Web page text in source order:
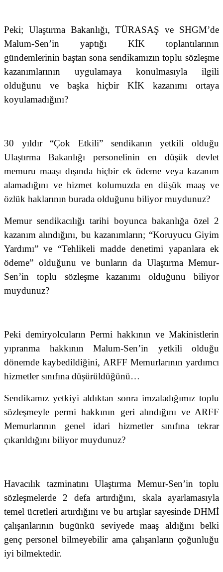
Peki; Ulaştırma Bakanlığı, TÜRASAŞ ve SHGM’de
Malum-Sen’in yaptığı KİK toplantılarının
gündemlerinin baştan sona sendikamızın toplu sözleşme
kazanımlarının uygulamaya konulmasıyla ilgili
olduğunu ve başka hiçbir KİK kazanımı ortaya
koyulamadığını?
30 yıldır “Çok Etkili” sendikanın yetkili olduğu
Ulaştırma Bakanlığı personelinin en düşük devlet
memuru maaşı dışında hiçbir ek ödeme veya kazanım
alamadığını ve hizmet kolumuzda en düşük maaş ve
özlük haklarının burada olduğunu biliyor muydunuz?
Memur sendikacılığı tarihi boyunca bakanlığa özel 2
kazanım alındığını, bu kazanımların; “Koruyucu Giyim
Yardımı” ve “Tehlikeli madde denetimi yapanlara ek
ödeme” olduğunu ve bunların da Ulaştırma Memur-
Sen’in toplu sözleşme kazanımı olduğunu biliyor
muydunuz?
Peki demiryolcuların Permi hakkının ve Makinistlerin
yıpranma hakkının Malum-Sen’in yetkili olduğu
dönemde kaybedildiğini, ARFF Memurlarının yardımcı
hizmetler sınıfına düşürüldüğünü…
Sendikamız yetkiyi aldıktan sonra imzaladığımız toplu
sözleşmeyle permi hakkının geri alındığını ve ARFF
Memurlarının genel idari hizmetler sınıfına tekrar
çıkarıldığını biliyor muydunuz?
Havacılık tazminatını Ulaştırma Memur-Sen’in toplu
sözleşmelerde 2 defa artırdığını, skala ayarlamasıyla
temel ücretleri artırdığını ve bu artışlar sayesinde DHMİ
çalışanlarının bugünkü seviyede maaş aldığını belki
genç personel bilmeyebilir ama çalışanların çoğunluğu
iyi bilmektedir.